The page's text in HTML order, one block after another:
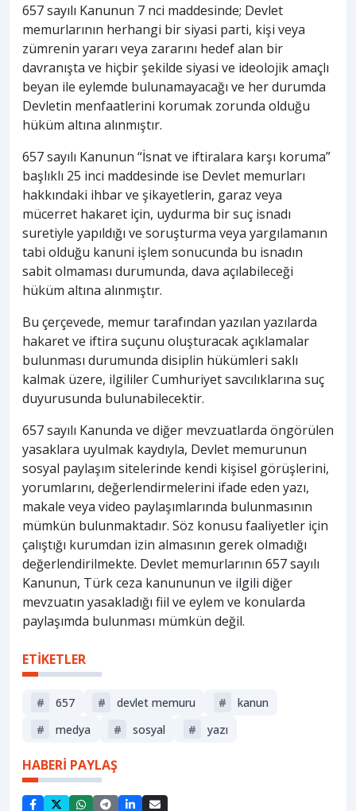
657 sayılı Kanunun 7 nci maddesinde; Devlet
memurlarının herhangi bir siyasi parti, kişi veya
zümrenin yararı veya zararını hedef alan bir
davranışta ve hiçbir şekilde siyasi ve ideolojik amaçlı
beyan ile eylemde bulunamayacağı ve her durumda
Devletin menfaatlerini korumak zorunda olduğu
hüküm altına alınmıştır.
657 sayılı Kanunun “İsnat ve iftiralara karşı koruma”
başlıklı 25 inci maddesinde ise Devlet memurları
hakkındaki ihbar ve şikayetlerin, garaz veya
mücerret hakaret için, uydurma bir suç isnadı
suretiyle yapıldığı ve soruşturma veya yargılamanın
tabi olduğu kanuni işlem sonucunda bu isnadın
sabit olmaması durumunda, dava açılabileceği
hüküm altına alınmıştır.
Bu çerçevede, memur tarafından yazılan yazılarda
hakaret ve iftira suçunu oluşturacak açıklamalar
bulunması durumunda disiplin hükümleri saklı
kalmak üzere, ilgililer Cumhuriyet savcılıklarına suç
duyurusunda bulunabilecektir.
657 sayılı Kanunda ve diğer mevzuatlarda öngörülen
yasaklara uyulmak kaydıyla, Devlet memurunun
sosyal paylaşım sitelerinde kendi kişisel görüşlerini,
yorumlarını, değerlendirmelerini ifade eden yazı,
makale veya video paylaşımlarında bulunmasının
mümkün bulunmaktadır. Söz konusu faaliyetler için
çalıştığı kurumdan izin almasının gerek olmadığı
değerlendirilmekte. Devlet memurlarının 657 sayılı
Kanunun, Türk ceza kanununun ve ilgili diğer
mevzuatın yasakladığı fiil ve eylem ve konularda
paylaşımda bulunması mümkün değil.
ETİKETLER
# 657 # devlet memuru #
kanun
#
medya # sosyal # yazı
HABERİ PAYLAŞ